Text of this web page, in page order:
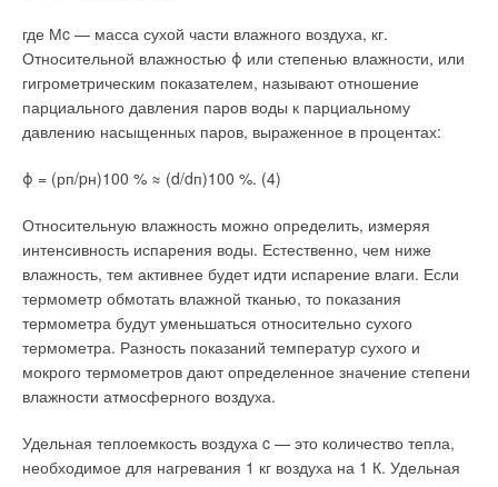
где Мc — масса сухой части влажного воздуха, кг.
Относительной влажностью ϕ или степенью влажности, или
гигрометрическим показателем, называют отношение
парциального давления паров воды к парциальному
давлению насыщенных паров, выраженное в процентах:
ϕ = (рп/pн)100 % ≈ (d/dп)100 %. (4)
Относительную влажность можно определить, измеряя
интенсивность испарения воды. Естественно, чем ниже
влажность, тем активнее будет идти испарение влаги. Если
термометр обмотать влажной тканью, то показания
термометра будут уменьшаться относительно сухого
термометра. Разность показаний температур сухого и
мокрого термометров дают определенное значение степени
влажности атмосферного воздуха.
Удельная теплоемкость воздуха c — это количество тепла,
необходимое для нагревания 1 кг воздуха на 1 К. Удельная
Результатом внедрения системы учета стало продуманное
отношение к использованию энергоресурсов при
проектировании и обслуживании зданий и сооружений.
Например, при реконструкции некоторых объектов
используется инновационный продукт — термоизолирующее
промышленности. Этот материал может применяться для
свойства повышаются на 60 %.
Другой пример — перевод многих котельных, ранее
использовавших мазут для подогрева воды, на природный
газ. Это позволяет снизить себестоимость тепла почти вдвое.
Но повышение эффективности расходования тепла — лишь
половина решения. Специалистам хорошо известно, что
значительная часть энергии теряется по пути к ее
комплексной модернизации сетей теплоснабжения города и
области, в частности — об установке узлов автоматического